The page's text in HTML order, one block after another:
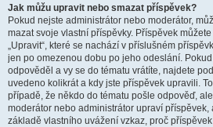
Jak můžu upravit nebo smazat příspěvek?
Pokud nejste administrátor nebo moderátor,
mazat svoje vlastní příspěvky. Příspěvek
„Upravit“, které se nachází v příslušném
jen po omezenou dobu po jeho odeslání.
odpověděl a vy se do tématu vrátíte, najdete
uvedeno kolikrát a kdy jste příspěvek upravili.
případě, že někdo do tématu pošle odpověď,
moderátor nebo administrátor upraví
základě vlastního uvážení vzkaz, proč